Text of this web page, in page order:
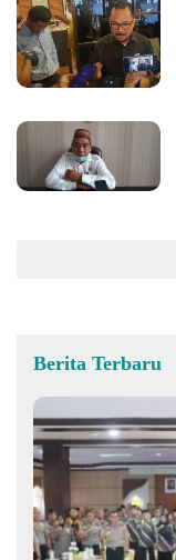
Berita Terbaru